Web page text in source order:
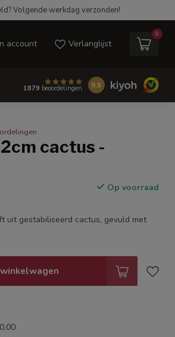
Volgende werkdag verzonden!
account Verlanglijst
0
1879 beoordelingen 9.5
cactus -
Op voorraad
uit gestabiliseerd cactus, gevuld met